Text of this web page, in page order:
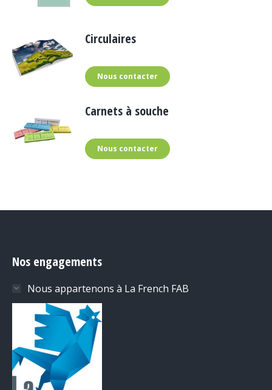
Circulaires
Nous contacter
Carnets à souche
Nous contacter
Nos engagements
Nous appartenons à La French FAB